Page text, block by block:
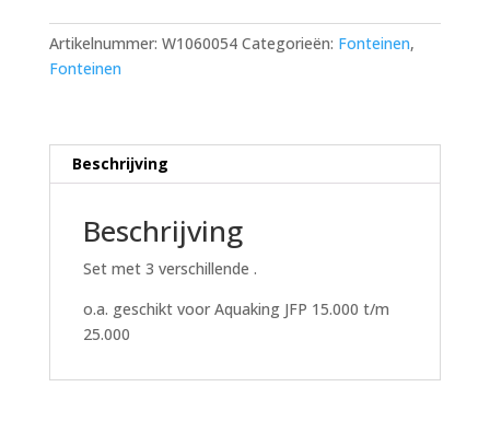
Artikelnummer: W1060054 Categorieën: Fonteinen,
Fonteinen
Beschrijving
Beschrijving
Set met 3 verschillende .
o.a. geschikt voor Aquaking JFP 15.000 t/m
25.000